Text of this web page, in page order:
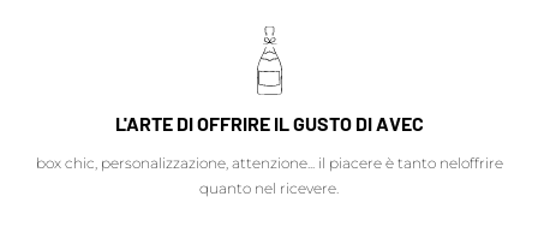
L'ARTE DI OFFRIRE IL GUSTO DI AVEC
box chic, personalizzazione, attenzione... il piacere è tanto neloffrire
quanto nel ricevere.